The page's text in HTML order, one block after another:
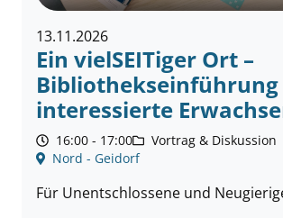
13.11.2026
Ein vielSEITiger Ort –
interessierte
16:00 - 17:00
Vortrag & Diskussion
Nord - Geidorf
Für Unentschlossene und